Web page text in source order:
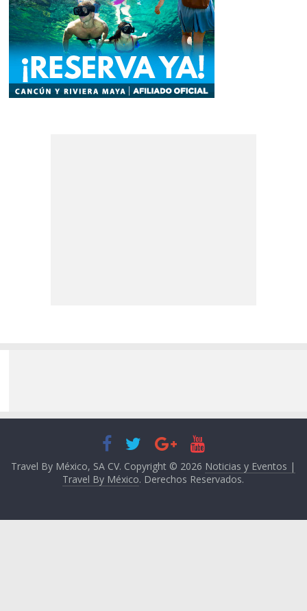
Travel By México, SA CV. Copyright © 2026 Noticias y Eventos |
Travel By México. Derechos Reservados.